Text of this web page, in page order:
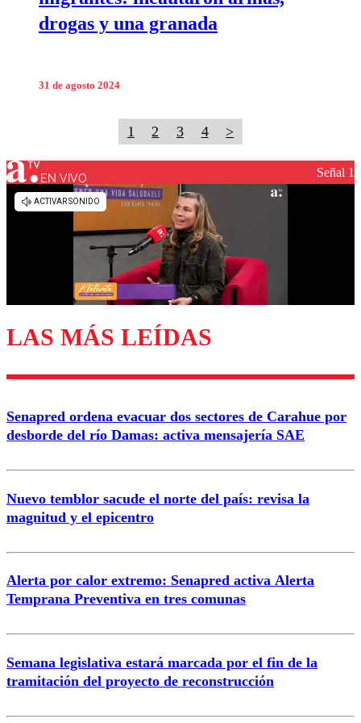
drogas y una granada
31 de agosto 2024
1 2 3 4 >
EN VIVO Señal 1
LAS MÁS LEÍDAS
Senapred ordena evacuar dos sectores de Carahue por
desborde del río Damas: activa mensajería SAE
Nuevo temblor sacude el norte del país: revisa la
magnitud y el epicentro
Alerta por calor extremo: Senapred activa Alerta
Temprana Preventiva en tres comunas
Semana legislativa estará marcada por el fin de la
tramitación del proyecto de reconstrucción